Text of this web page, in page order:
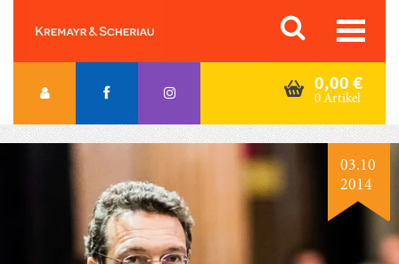
content
Orac K&S
0,00 €
0 Artikel
03.10
2014